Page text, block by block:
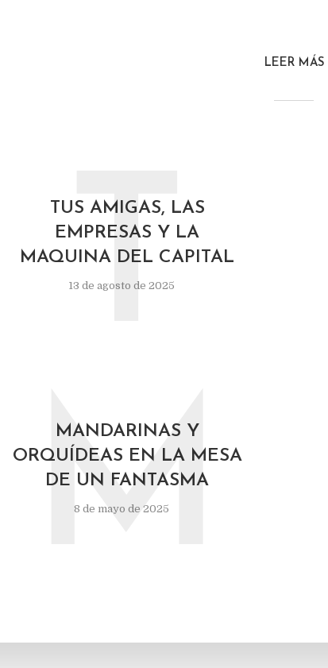
LEER MÁS
TUS AMIGAS, LAS
EMPRESAS Y LA
MAQUINA DEL CAPITAL
13 de agosto de 2025
T
MANDARINAS Y
ORQUÍDEAS EN LA MESA
DE UN FANTASMA
8 de mayo de 2025
M